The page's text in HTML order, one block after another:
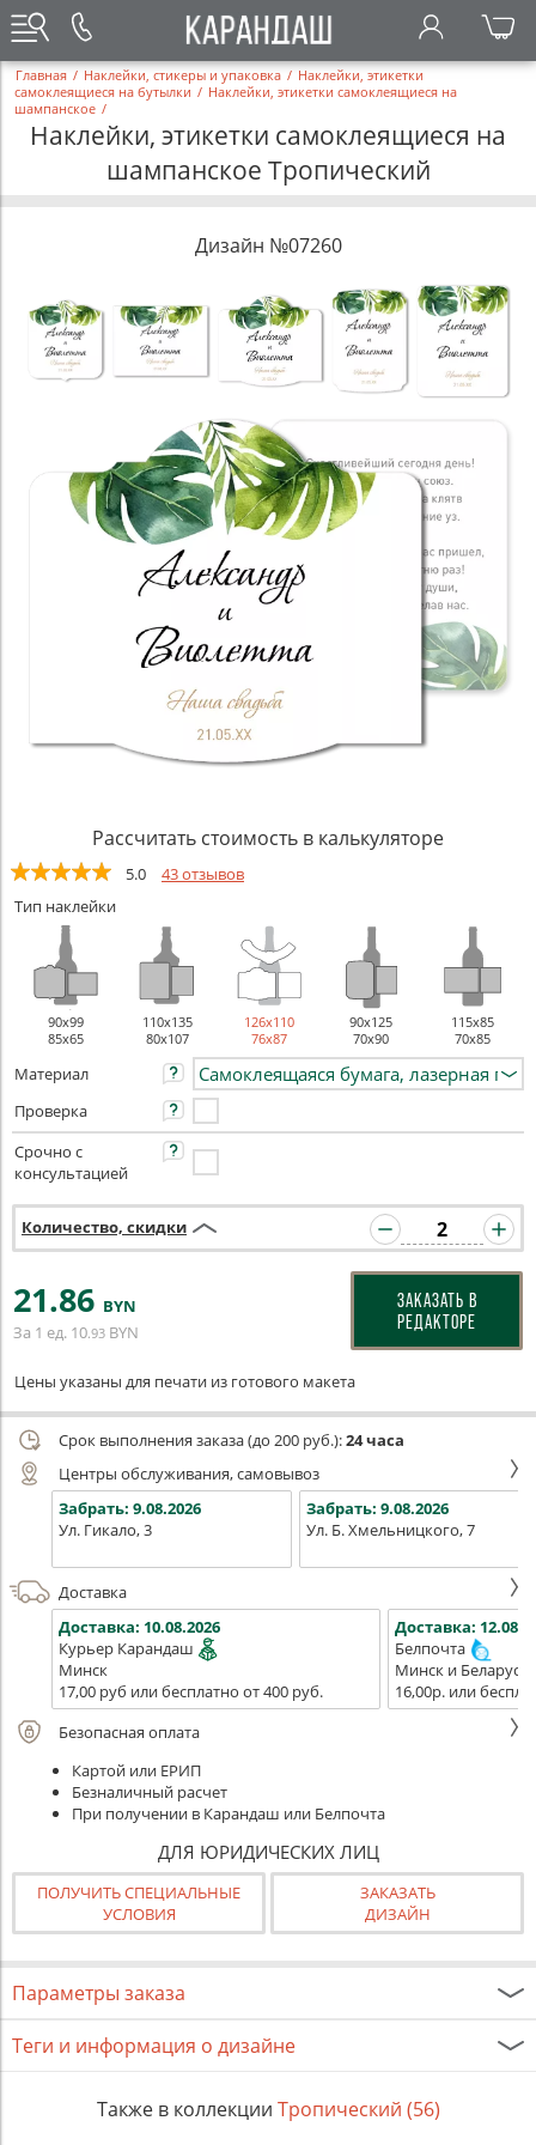
Главная / Наклейки, стикеры и упаковка / Наклейки, этикетки
самоклеящиеся на бутылки / Наклейки, этикетки самоклеящиеся на
шампанское /
Наклейки, этикетки самоклеящиеся на
шампанское Тропический
Дизайн №07260
Рассчитать стоимость в калькуляторе
5.0
43 отзывов
Тип наклейки
90х99
85x65
110х135
80x107
126х110
76x87
90х125
70x90
115х85
70x85
Материал
Проверка
Срочно с
консультацией
Количество, скидки
21.86 BYN
За 1 ед. 10.93 BYN
ЗАКАЗАТЬ В
РЕДАКТОРЕ
Цены указаны для печати из готового макета
Срок выполнения заказа (до 200 руб.):24 часа
Центры обслуживания, самовывоз
Забрать: 9.08.2026
Ул. Гикало, 3
Забрать: 9.08.2026
Ул. Б. Хмельницкого, 7
Доставка
Доставка: 10.08.2026
Курьер Карандаш
Минск
17,00 руб или бесплатно от 400 руб.
Доставка:
Белпочта
Минск и Беларусь
16,00р. или
Безопасная оплата
Картой или ЕРИП
Безналичный расчет
При получении в Карандаш или Белпочта
ДЛЯ ЮРИДИЧЕСКИХ ЛИЦ
ПОЛУЧИТЬ СПЕЦИАЛЬНЫЕ
УСЛОВИЯ
ЗАКАЗАТЬ
ДИЗАЙН
Параметры заказа
Теги и информация о дизайне
Также в коллекции Тропический (56)